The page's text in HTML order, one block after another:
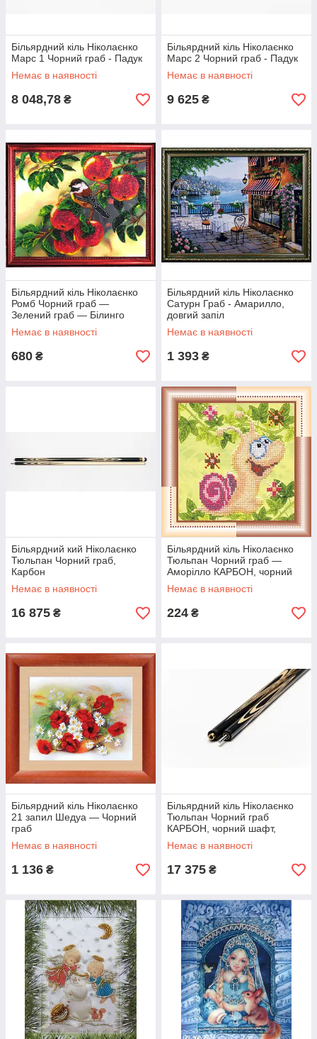
Більярдний кіль Ніколаєнко
Марс 1 Чорний граб - Падук
Немає в наявності
8 048,78 ₴
Більярдний кіль Ніколаєнко
Марс 2 Чорний граб - Падук
Немає в наявності
9 625 ₴
Більярдний кіль Ніколаєнко
Ромб Чорний граб —
Зелений граб — Білинго
Смарагд
Немає в наявності
680 ₴
Більярдний кіль Ніколаєнко
Сатурн Граб - Амарилло,
довгий запіл
Немає в наявності
1 393 ₴
Більярдний кий Ніколаєнко
Тюльпан Чорний граб,
Карбон
Немає в наявності
16 875 ₴
Більярдний кіль Ніколаєнко
Тюльпан Чорний граб —
Аморілло КАРБОН, чорний
шафт, довгий запил
Немає в наявності
224 ₴
Більярдний кіль Ніколаєнко
21 запил Шедуа — Чорний
граб
Немає в наявності
1 136 ₴
Більярдний кіль Ніколаєнко
Тюльпан Чорний граб
КАРБОН, чорний шафт,
довгий запіл
Немає в наявності
17 375 ₴